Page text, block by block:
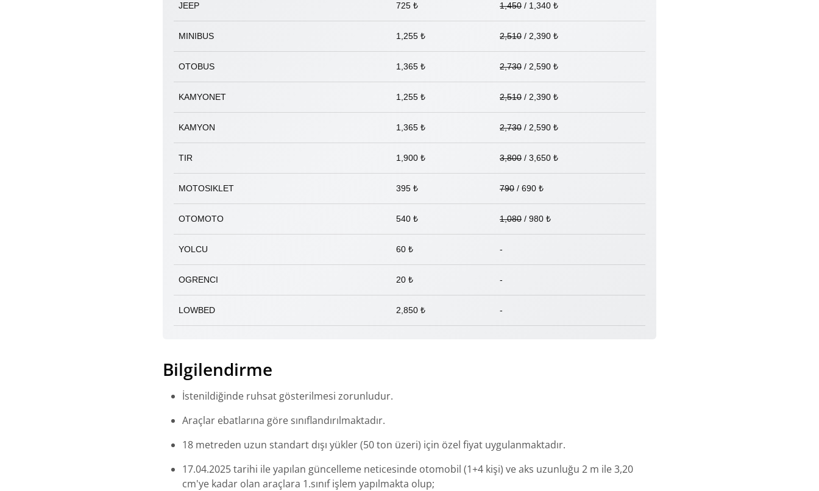
JEEP 725 ₺ 1,450 / 1,340 ₺
MINIBUS 1,255 ₺ 2,510 / 2,390 ₺
OTOBUS 1,365 ₺ 2,730 / 2,590 ₺
KAMYONET 1,255 ₺ 2,510 / 2,390 ₺
KAMYON 1,365 ₺ 2,730 / 2,590 ₺
TIR 1,900 ₺ 3,800 / 3,650 ₺
MOTOSIKLET 395 ₺ 790 / 690 ₺
OTOMOTO 540 ₺ 1,080 / 980 ₺
YOLCU 60 ₺ -
OGRENCI 20 ₺ -
LOWBED 2,850 ₺ -
Bilgilendirme
İstenildiğinde ruhsat gösterilmesi zorunludur.
Araçlar ebatlarına göre sınıflandırılmaktadır.
18 metreden uzun standart dışı yükler (50 ton üzeri) için özel fiyat uygulanmaktadır.
17.04.2025 tarihi ile yapılan güncelleme neticesinde otomobil (1+4 kişi) ve aks uzunluğu 2 m ile 3,20
cm'ye kadar olan araçlara 1.sınıf işlem yapılmakta olup;